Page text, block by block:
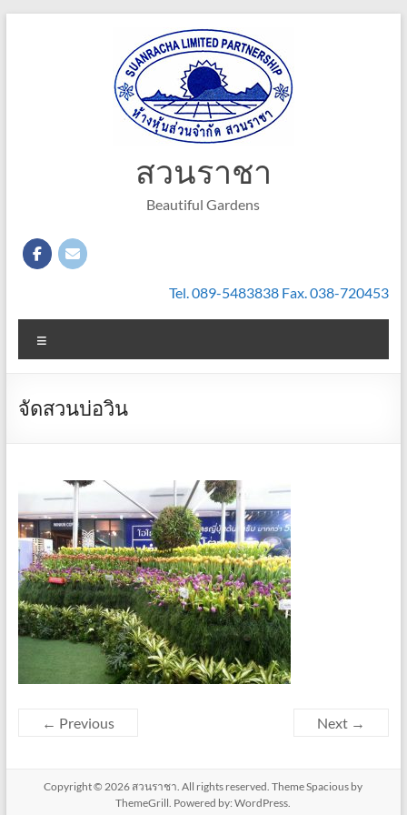
สวนราชา
Beautiful Gardens
Tel. 089-5483838 Fax. 038-720453
จัดสวนบ่อวิน
← Previous Next →
Copyright © 2026 สวนราชา . All rights reserved. ThemeSpacious by
ThemeGrill. Powered by:WordPress